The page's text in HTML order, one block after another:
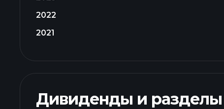
2022
2021
Дивиденды и разделы